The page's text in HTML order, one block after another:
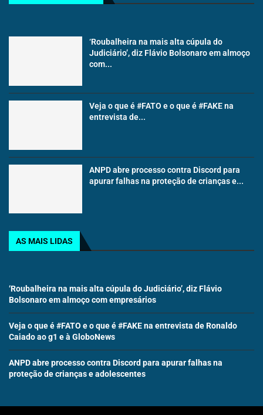
‘Roubalheira na mais alta cúpula do
Judiciário’, diz Flávio Bolsonaro em almoço
com...
Veja o que é #FATO e o que é #FAKE na
entrevista de...
ANPD abre processo contra Discord para
apurar falhas na proteção de crianças e...
AS MAIS LIDAS
‘Roubalheira na mais alta cúpula do Judiciário’, diz Flávio
Bolsonaro em almoço com empresários
Veja o que é #FATO e o que é #FAKE na entrevista de Ronaldo
Caiado ao g1 e à GloboNews
ANPD abre processo contra Discord para apurar falhas na
proteção de crianças e adolescentes